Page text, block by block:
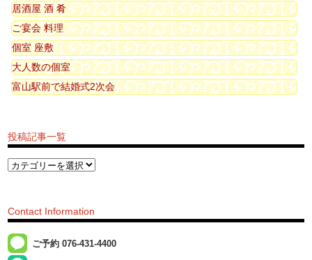
居酒屋 酒 肴
ご宴会 料理
個室 座敷
大人数の個室
富山駅前で結婚式2次会
投稿記事一覧
Contact Information
ご予約 076-431-4400